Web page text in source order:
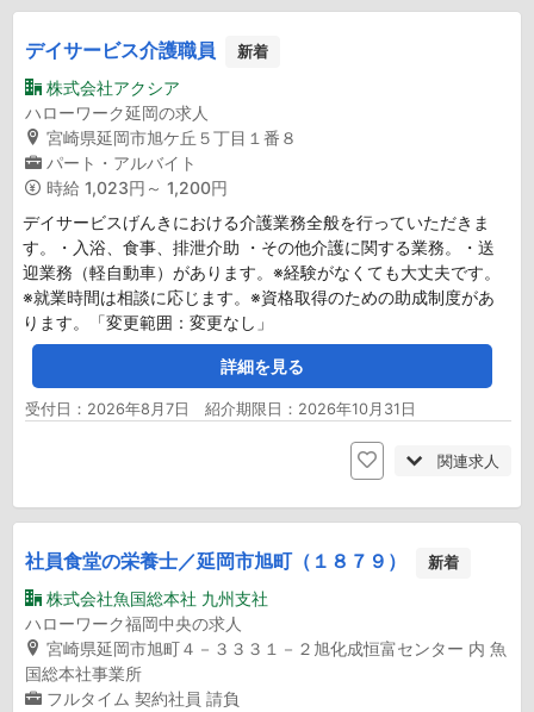
デイサービス介護職員 新着
株式会社アクシア
ハローワーク延岡の求人
宮崎県延岡市旭ケ丘５丁目１番８
パート・アルバイト
時給 1,023円～ 1,200円
デイサービスげんきにおける介護業務全般を行っていただきま
す。・入浴、食事、排泄介助 ・その他介護に関する業務。・送
迎業務（軽自動車）があります。※経験がなくても大丈夫です。
※就業時間は相談に応じます。※資格取得のための助成制度があ
ります。「変更範囲：変更なし」
詳細を見る
受付日：2026年8月7日 紹介期限日：2026年10月31日
関連求人
社員食堂の栄養士／延岡市旭町（１８７９） 新着
株式会社魚国総本社 九州支社
ハローワーク福岡中央の求人
宮崎県延岡市旭町４－３３３１－２旭化成恒富センター 内 魚
国総本社事業所
フルタイム 契約社員 請負